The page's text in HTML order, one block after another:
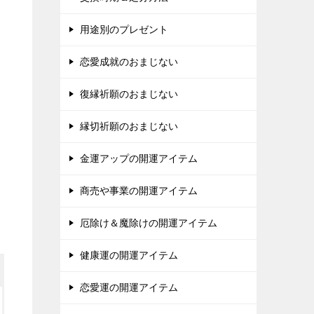
用途別のプレゼント
恋愛成就のおまじない
復縁祈願のおまじない
縁切祈願のおまじない
金運アップの開運アイテム
商売や事業の開運アイテム
厄除け＆魔除けの開運アイテム
健康運の開運アイテム
恋愛運の開運アイテム